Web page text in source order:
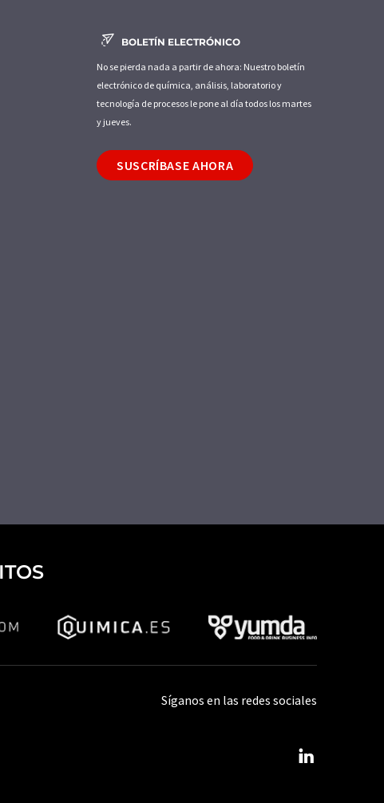
BOLETÍN ELECTRÓNICO
No se pierda nada a partir de ahora: Nuestro boletín
electrónico de química, análisis, laboratorio y
tecnología de procesos le pone al día todos los martes
y jueves.
SUSCRÍBASE AHORA
Síganos en las redes sociales